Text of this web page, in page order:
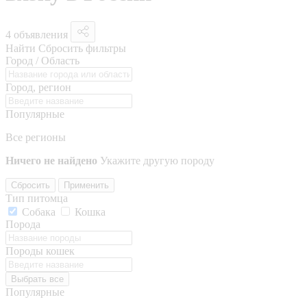
4 объявления
Найти Сбросить фильтры
Город / Область
Город, регион
Популярные
Все регионы
Ничего не найдено Укажите другую породу
Сбросить Применить
Тип питомца
Собака
Кошка
Порода
Породы кошек
Выбрать все
Популярные